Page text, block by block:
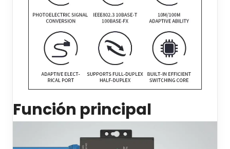
Función principal